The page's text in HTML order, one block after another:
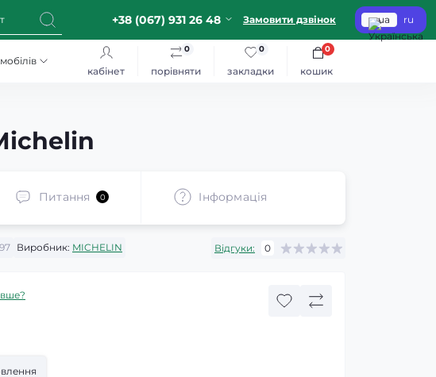
+38 (067) 931 26 48 Замовити дзвінок ua ru
кабінет
порівняти
0
закладки
0
кошик
0
Питання 0 Iнформація
Виробник: MICHELIN Відгуки: 0